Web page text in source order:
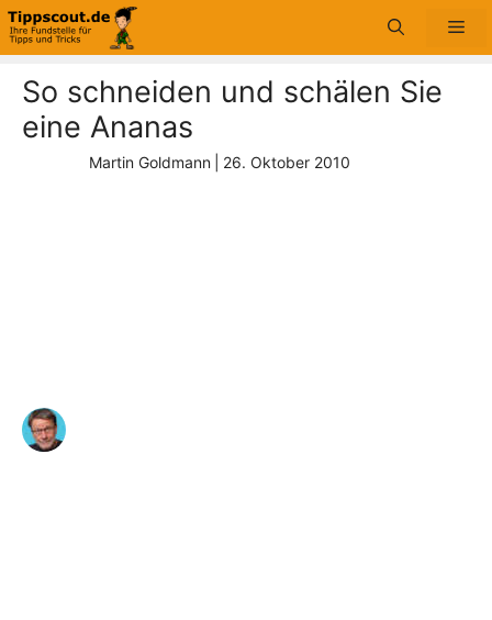
Zum
Inhalt
So schneiden und schälen Sie
eine Ananas
Martin Goldmann 26. Oktober 2010